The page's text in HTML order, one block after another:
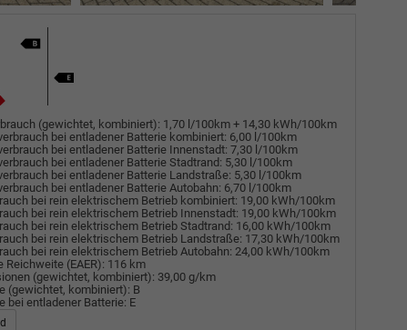
(gewichtet, kombiniert): 1,70 l/100km + 14,30 kWh/100km
bei entladener Batterie kombiniert: 6,00 l/100km
bei entladener Batterie Innenstadt: 7,30 l/100km
bei entladener Batterie Stadtrand: 5,30 l/100km
bei entladener Batterie Landstraße: 5,30 l/100km
bei entladener Batterie Autobahn: 6,70 l/100km
bei rein elektrischem Betrieb kombiniert: 19,00 kWh/100km
bei rein elektrischem Betrieb Innenstadt: 19,00 kWh/100km
bei rein elektrischem Betrieb Stadtrand: 16,00 kWh/100km
bei rein elektrischem Betrieb Landstraße: 17,30 kWh/100km
bei rein elektrischem Betrieb Autobahn: 24,00 kWh/100km
Reichweite (EAER): 116 km
(gewichtet, kombiniert): 39,00 g/km
(gewichtet, kombiniert): B
bei entladener Batterie: E